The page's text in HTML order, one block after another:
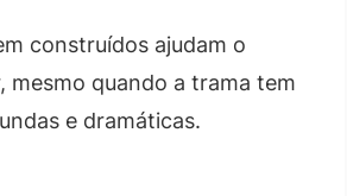
construídos ajudam o
mesmo quando a trama tem
e dramáticas.